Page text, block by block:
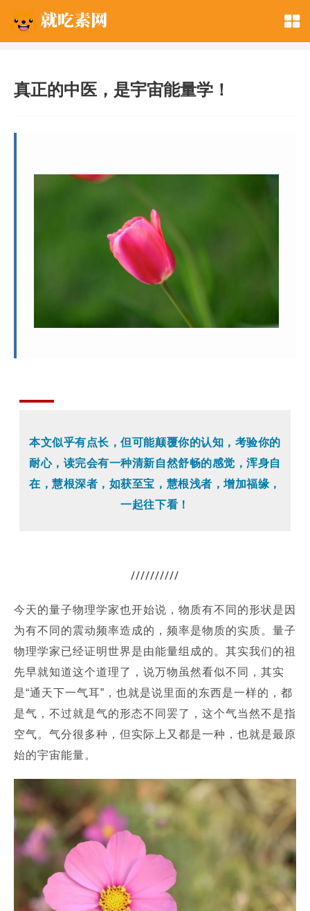
真正的中医，是宇宙能量学！
本文似乎有点长，但可能颠覆你的认知，考验你的
耐心，读完会有一种清新自然舒畅的感觉，浑身自
在，慧根深者，如获至宝，慧根浅者，增加福缘，
一起往下看！
//////////
今天的量子物理学家也开始说，物质有不同的形状是因
为有不同的震动频率造成的，频率是物质的实质。 量子
物理学家已经证明世界是由能量组成的。 其实我们的祖
先早就知道这个道理了，说万物虽然看似不同，其实
是“通天下一气耳”，也就是说里面的东西是一样的，都
是气，不过就是气的形态不同罢了，这个气当然不是指
空气。 气分很多种，但实际上又都是一种，也就是最原
始的宇宙能量。